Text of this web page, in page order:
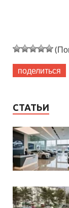
поделиться
СТАТЬИ